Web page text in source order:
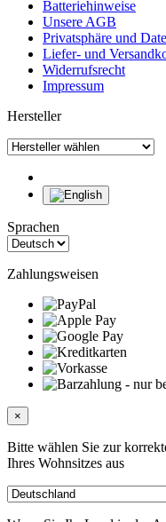
Batteriehinweise
Unsere AGB
Privatsphäre und
Liefer- und
Widerrufsrecht
Impressum
Hersteller
Sprachen
Zahlungsweisen
×
Bitte wählen Sie zur
Ihres Wohnsitzes aus